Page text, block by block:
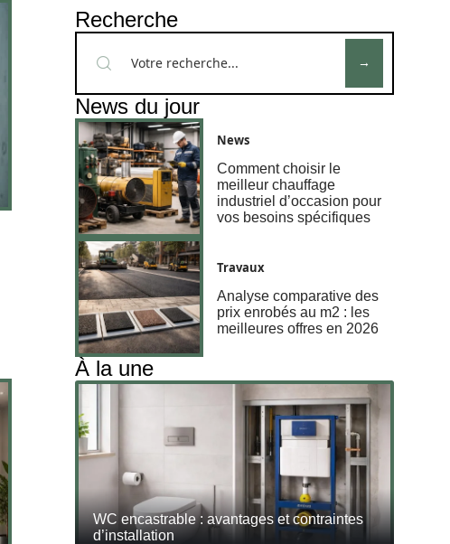
Recherche
News du jour
News
Comment choisir le
meilleur chauffage
industriel d’occasion pour
vos besoins spécifiques
Travaux
Analyse comparative des
prix enrobés au m2 : les
meilleures offres en 2026
À la une
WC encastrable : avantages et contraintes
d’installation